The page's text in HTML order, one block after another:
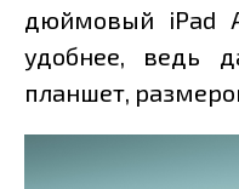
дюймовый iPad
удобнее, ведь
планшет,